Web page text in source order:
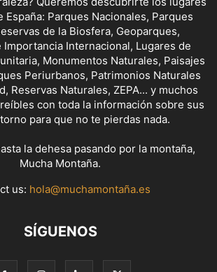
España: Parques Nacionales, Parques
de la Biosfera, Geoparques,
Importancia Internacional, Lugares de
Monumentos Naturales, Paisajes
Periurbanos, Patrimonios Naturales
Reservas Naturales, ZEPA... y muchos
con toda la información sobre sus
para que no te pierdas nada.
la dehesa pasando por la montaña,
Mucha Montaña.
us: hola@muchamontaña.es
SÍGUENOS